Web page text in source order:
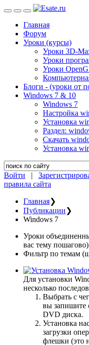
Главная
Форум
Уроки (курсы)
Уроки 3D-
Уроки
Уроки
Блоги - (уроки от
Windows 7 & 10
Windows 7
Настройка
Установка
Раздел:
Скачать
Установка
Войти |
правила сайта
Главная❯
Публикации❯
Windows 7
Уроки
вас тему
Фильтр по темам
Для установки
несколько
Выбрать с
вы запишите
DVD диска.
Установка
загрузки
флешки (это